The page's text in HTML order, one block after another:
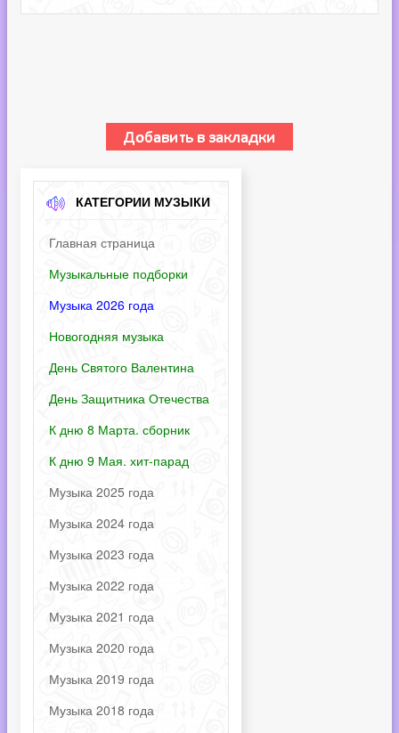
КАТЕГОРИИ МУЗЫКИ
Главная страница
Музыкальные подборки
Музыка 2026 года
Новогодняя музыка
День Святого Валентина
День Защитника Отечества
К дню 8 Марта. сборник
К дню 9 Мая. хит-парад
Музыка 2025 года
Музыка 2024 года
Музыка 2023 года
Музыка 2022 года
Музыка 2021 года
Музыка 2020 года
Музыка 2019 года
Музыка 2018 года